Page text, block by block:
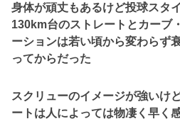
身体が頑丈もあるけど投球スタ
130km台のストレートとカーブ
ーションは若い頃から変わらず
ってからだった
スクリューのイメージが強いけ
ートは人によっては物凄く早く